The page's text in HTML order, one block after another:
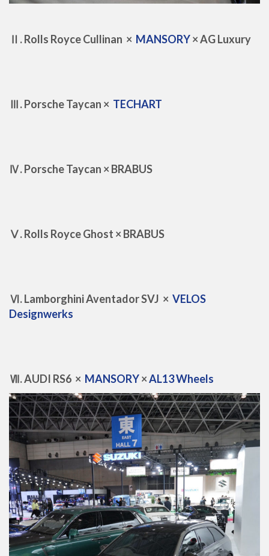
Ⅱ. Rolls Royce Cullinan × MANSORY× AG Luxury
Ⅲ. Porsche Taycan × TECHART
Ⅳ. Porsche Taycan × BRABUS
Ⅴ. Rolls Royce Ghost × BRABUS
Ⅵ. Lamborghini Aventador SVJ × VELOS
Designwerks
Ⅶ. AUDI RS6 × MANSORY×AL13 Wheels